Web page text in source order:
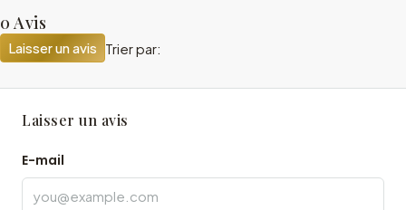
0 Avis
Trier par:
Laisser un avis
Laisser un avis
E-mail